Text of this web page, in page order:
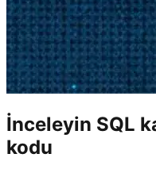
İnceleyin SQL
kodu